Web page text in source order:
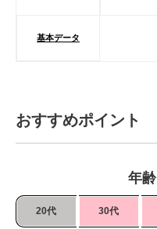
基本データ
おすすめポイント
年齢
20代 30代